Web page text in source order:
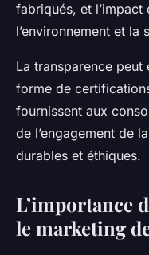
fabriqués, et
l’environnement et la
La transparence peut
forme de
fournissent aux
de l’engagement de
durables et éthiques.
L’importance
le marketing